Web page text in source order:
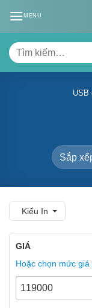
MENU
Tìm
kiếm:
USB
Kiểu In
GIÁ
Hoặc chọn mức